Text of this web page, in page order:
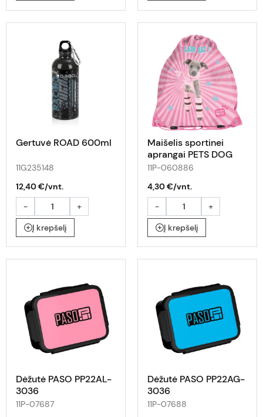
Gertuvė ROAD 600ml
11G235148
12,40 €/vnt.
-
+
Į krepšelį
Maišelis sportinei
aprangai PETS DOG
PT25CH-712
11P-060886
4,30 €/vnt.
-
+
Į krepšelį
Dėžutė PASO PP22AL-
3036
11P-07687
Dėžutė PASO PP22AG-
3036
11P-07688